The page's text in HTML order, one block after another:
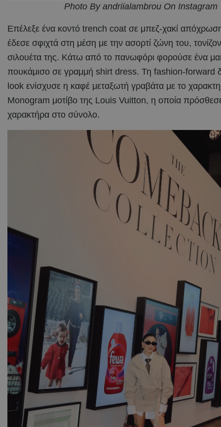
Photo By andriialambrou On Instagram
Επέλεξε ένα κοντό trench coat σε μπεζ-χακί
έδεσε σφιχτά στη μέση με την ασορτί ζώνη του,
σιλουέτα της. Κάτω από το πανωφόρι φορούσε ένα
πουκάμισο σε γραμμή shirt dress. Τη fashion-forward
look ενίσχυσε η καφέ μεταξωτή γραβάτα με το
Monogram μοτίβο της Louis Vuitton, η οποία
χαρακτήρα στο σύνολο.